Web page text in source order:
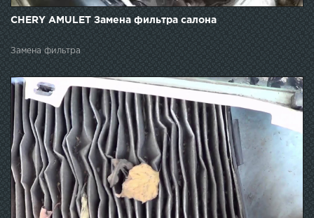
CHERY AMULET Замена фильтра салона
Замена фильтра